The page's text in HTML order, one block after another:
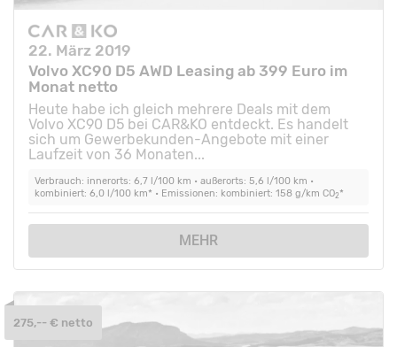
22. März 2019
Volvo XC90 D5 AWD Leasing ab 399 Euro im
Monat netto
Heute habe ich gleich mehrere Deals mit dem
Volvo XC90 D5 bei CAR&KO entdeckt. Es handelt
sich um Gewerbekunden-Angebote mit einer
Laufzeit von 36 Monaten...
Verbrauch: innerorts: 6,7 l/100 km • außerorts: 5,6 l/100 km •
kombiniert: 6,0 l/100 km* • Emissionen: kombiniert: 158 g/km CO2*
MEHR
275,-- € netto